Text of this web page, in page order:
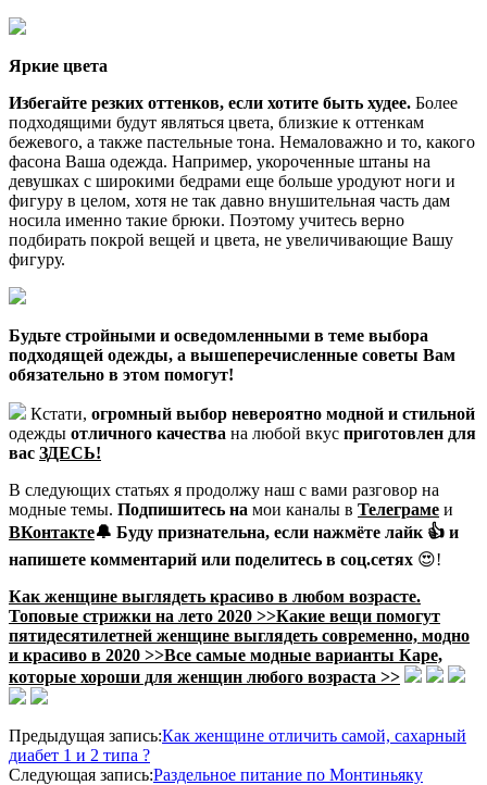
Яркие цвета
Избегайте резких оттенков, если хотите быть худее. Более
подходящими будут являться цвета, близкие к оттенкам
бежевого, а также пастельные тона. Немаловажно и то, какого
фасона Ваша одежда. Например, укороченные штаны на
девушках с широкими бедрами еще больше уродуют ноги и
фигуру в целом, хотя не так давно внушительная часть дам
носила именно такие брюки. Поэтому учитесь верно
подбирать покрой вещей и цвета, не увеличивающие Вашу
фигуру.
Будьте стройными и осведомленными в теме выбора
подходящей одежды, а вышеперечисленные советы Вам
обязательно в этом помогут!
Кстати, огромный выбор невероятно модной и стильной
одежды отличного качества на любой вкус приготовлен для
вас ЗДЕСЬ!
В следующих статьях я продолжу наш с вами разговор на
модные темы. Подпишитесь на мои каналы в Телеграме и
ВКонтакте🔔 Буду признательна, если нажмёте лайк 👍 и
напишете комментарий или поделитесь в соц.сетях 😍!
Как женщине выглядеть красиво в любом возрасте.
Топовые стрижки на лето 2020 >>Какие вещи помогут
пятидесятилетней женщине выглядеть современно, модно
и красиво в 2020 >>Все самые модные варианты Каре,
которые хороши для женщин любого возраста >>
2020-
07-
08
Предыдущая запись:Как женщине отличить самой, сахарный
диабет 1 и 2 типа ?
Следующая запись:Раздельное питание по Монтиньяку